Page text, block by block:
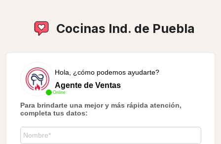
Cocinas Ind. de Puebla
Online
Hola, ¿cómo podemos ayudarte?
Agente de Ventas
Para brindarte una mejor y más rápida atención,
completa tus datos: